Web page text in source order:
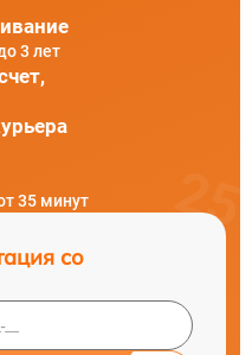
3 лет
35 минут
со